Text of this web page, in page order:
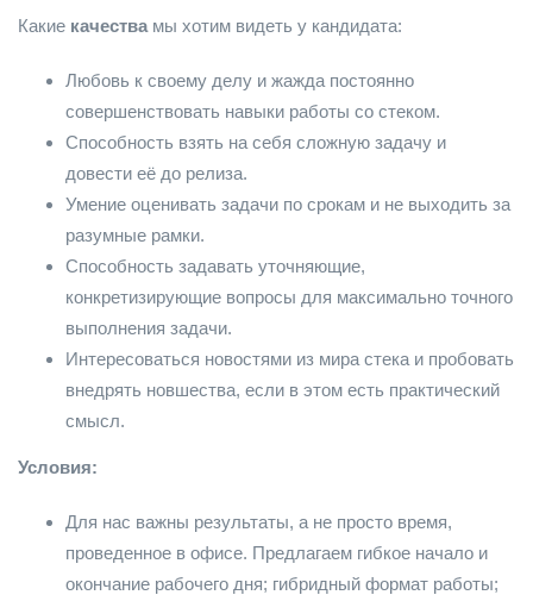
Какие качества мы хотим видеть у кандидата:
Любовь к своему делу и жажда постоянно
совершенствовать навыки работы со стеком.
Способность взять на себя сложную задачу и
довести её до релиза.
Умение оценивать задачи по срокам и не выходить за
разумные рамки.
Способность задавать уточняющие,
конкретизирующие вопросы для максимально точного
выполнения задачи.
Интересоваться новостями из мира стека и пробовать
внедрять новшества, если в этом есть практический
смысл.
Условия:
Для нас важны результаты, а не просто время,
проведенное в офисе. Предлагаем гибкое начало и
окончание рабочего дня; гибридный формат работы;